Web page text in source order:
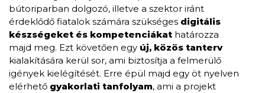
bútoriparban dolgozó, illetve a szektor iránt
érdeklődő fiatalok számára szükséges digitális
készségeket és kompetenciákat határozza
majd meg. Ezt követően egy új, közös tanterv
kialakítására kerül sor, ami biztosítja a felmerülő
igények kielégítését. Erre épül majd egy öt nyelven
elérhető gyakorlati tanfolyam, ami a projekt